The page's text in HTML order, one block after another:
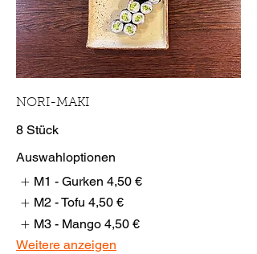
NORI-MAKI
8 Stück
Auswahloptionen
M1 - Gurken 4,50 €
M2 - Tofu 4,50 €
M3 - Mango 4,50 €
Weitere anzeigen